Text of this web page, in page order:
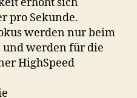
pro Sekunde.
werden nur beim
und werden für die
HighSpeed